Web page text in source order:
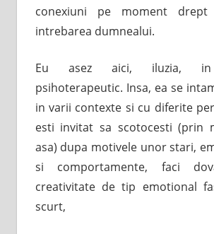
conexiuni pe moment
intrebarea dumnealui.
Eu asez aici, iluzia, in
psihoterapeutic. Insa, ea se
in varii contexte si cu diferite
esti invitat sa scotocesti (prin
asa) dupa motivele unor stari,
si comportamente, faci
creativitate de tip emotional
scurt,